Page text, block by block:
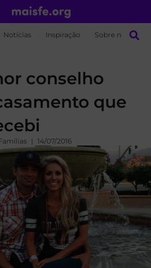
Notícias Inspiração Sobre nós
conselho
que
14/07/2016